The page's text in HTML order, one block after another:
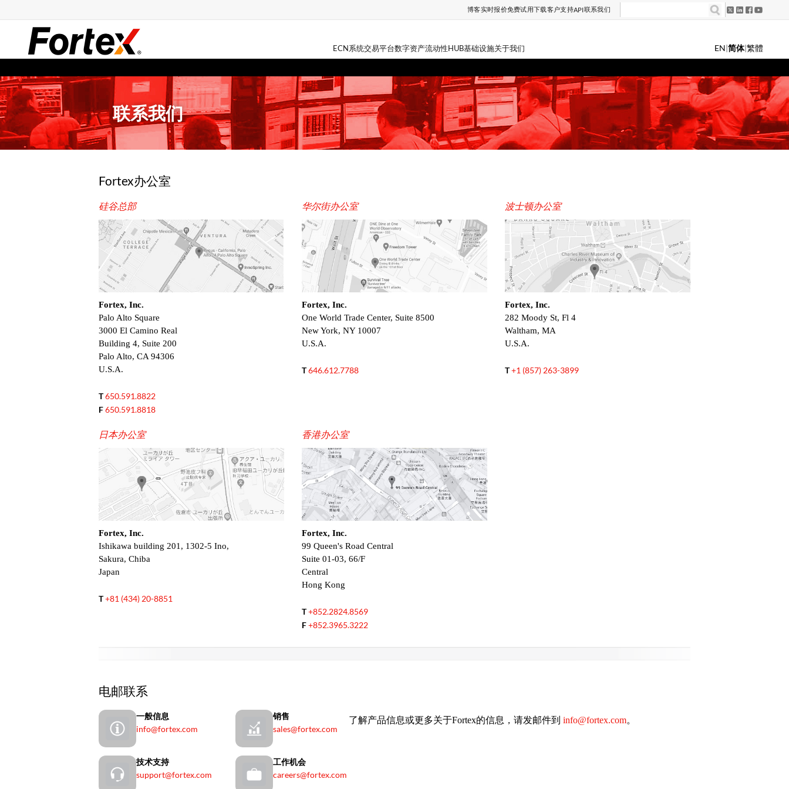
博客实时报价免费试用下载客户支持API联系我们
ECN系统交易平台数字资产流动性HUB基础设施关于我们 EN|简体|繁體
联系我们
Fortex办公室
硅谷总部
Fortex, Inc.
Palo Alto Square
3000 El Camino Real
Building 4, Suite 200
Palo Alto, CA 94306
U.S.A.
T650.591.8822
F650.591.8818
华尔街办公室
Fortex, Inc.
One World Trade Center, Suite 8500
New York, NY 10007
U.S.A.
T646.612.7788
波士顿办公室
Fortex, Inc.
282 Moody St, Fl 4
Waltham, MA
U.S.A.
T+1 (857) 263-3899
日本办公室
Fortex, Inc.
Ishikawa building 201, 1302-5 Ino,
Sakura, Chiba
Japan
T+81 (434) 20-8851
香港办公室
Fortex, Inc.
99 Queen's Road Central
Suite 01-03, 66/F
Central
Hong Kong
T+852.2824.8569
F+852.3965.3222
电邮联系
一般信息
info@fortex.com
销售
sales@fortex.com
技术支持
support@fortex.com
工作机会
careers@fortex.com
了解产品信息或更多关于Fortex的信息，请发邮件到 info@fortex.com。